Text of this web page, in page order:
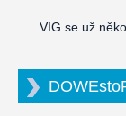
VIG se už